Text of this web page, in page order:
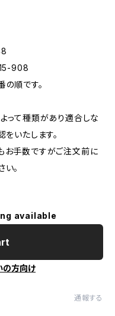
908
順です。
って種類があり適合しな
いたします。
お手数ですがご注文前に
。
available
の方向け
通報する